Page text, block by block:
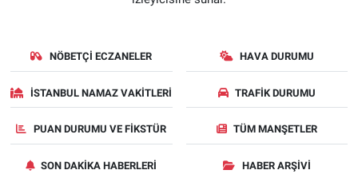
NÖBETÇI ECZANELER HAVA DURUMU
İSTANBUL NAMAZ VAKITLERI TRAFIK DURUMU
PUAN DURUMU VE FIKSTÜR TÜM MANŞETLER
SON DAKIKA HABERLERI HABER ARŞIVI